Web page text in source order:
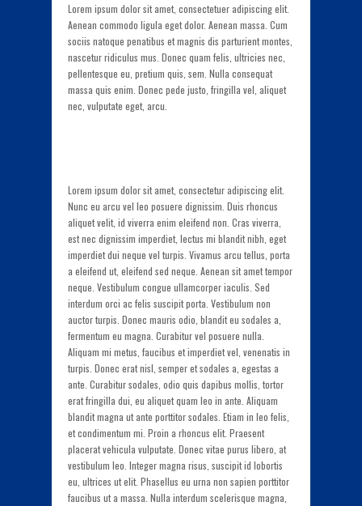
Lorem ipsum dolor sit amet, consectetuer adipiscing elit.
Aenean commodo ligula eget dolor. Aenean massa. Cum
sociis natoque penatibus et magnis dis parturient montes,
nascetur ridiculus mus. Donec quam felis, ultricies nec,
pellentesque eu, pretium quis, sem. Nulla consequat
massa quis enim. Donec pede justo, fringilla vel, aliquet
nec, vulputate eget, arcu.
Lorem ipsum dolor sit amet, consectetur adipiscing elit.
Nunc eu arcu vel leo posuere dignissim. Duis rhoncus
aliquet velit, id viverra enim eleifend non. Cras viverra,
est nec dignissim imperdiet, lectus mi blandit nibh, eget
imperdiet dui neque vel turpis. Vivamus arcu tellus, porta
a eleifend ut, eleifend sed neque. Aenean sit amet tempor
neque. Vestibulum congue ullamcorper iaculis. Sed
interdum orci ac felis suscipit porta. Vestibulum non
auctor turpis. Donec mauris odio, blandit eu sodales a,
fermentum eu magna. Curabitur vel posuere nulla.
Aliquam mi metus, faucibus et imperdiet vel, venenatis in
turpis. Donec erat nisl, semper et sodales a, egestas a
ante. Curabitur sodales, odio quis dapibus mollis, tortor
erat fringilla dui, eu aliquet quam leo in ante. Aliquam
blandit magna ut ante porttitor sodales. Etiam in leo felis,
et condimentum mi. Proin a rhoncus elit. Praesent
placerat vehicula vulputate. Donec vitae purus libero, at
vestibulum leo. Integer magna risus, suscipit id lobortis
eu, ultrices ut elit. Phasellus eu urna non sapien porttitor
faucibus ut a massa. Nulla interdum scelerisque magna,